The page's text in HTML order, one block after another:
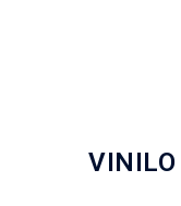
VINILO